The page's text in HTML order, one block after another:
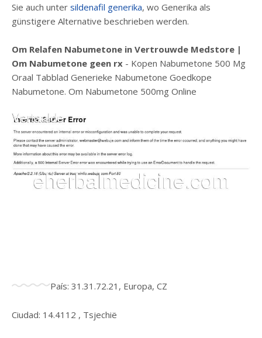
Sie auch unter sildenafil generika, wo Generika als
günstigere Alternative beschrieben werden.
Om Relafen Nabumetone in Vertrouwde Medstore |
Om Nabumetone geen rx - Kopen Nabumetone 500 Mg
Oraal Tabblad Generieke Nabumetone Goedkope
Nabumetone. Om Nabumetone 500mg Online
País: 31.31.72.21, Europa, CZ
Ciudad: 14.4112 , Tsjechië